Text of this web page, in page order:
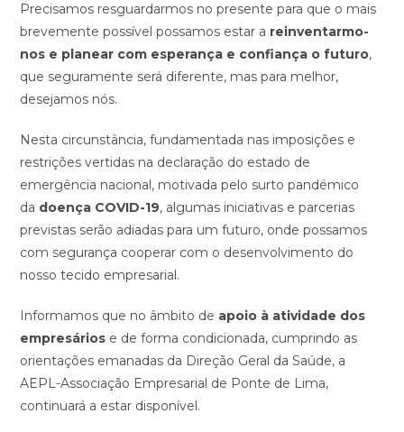
Precisamos resguardarmos no presente para que o mais
brevemente possível possamos estar a reinventarmo-
nos e planear com esperança e confiança o futuro,
que seguramente será diferente, mas para melhor,
desejamos nós.
Nesta circunstância, fundamentada nas imposições e
restrições vertidas na declaração do estado de
emergência nacional, motivada pelo surto pandémico
da doença COVID-19, algumas iniciativas e parcerias
previstas serão adiadas para um futuro, onde possamos
com segurança cooperar com o desenvolvimento do
nosso tecido empresarial.
Informamos que no âmbito de apoio à atividade dos
empresários e de forma condicionada, cumprindo as
orientações emanadas da Direção Geral da Saúde, a
AEPL-Associação Empresarial de Ponte de Lima,
continuará a estar disponível.